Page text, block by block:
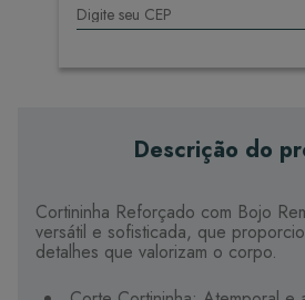
Descrição do
Cortininha Reforçado com Bojo
versátil e sofisticada, que
detalhes que valorizam o corpo.